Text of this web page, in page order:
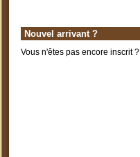
Nouvel arrivant ?
Vous n'êtes pas encore inscrit ?